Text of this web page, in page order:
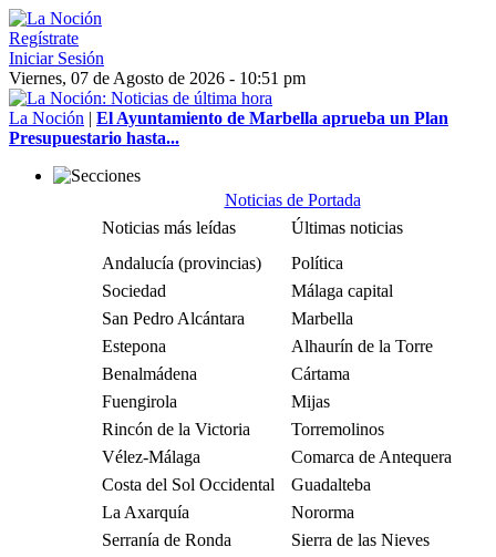
Regístrate
Iniciar Sesión
Viernes, 07 de Agosto de 2026 - 10:51 pm
La Noción | El Ayuntamiento de Marbella aprueba un Plan
Presupuestario hasta...
Noticias de Portada
Noticias más leídas
Últimas noticias
Andalucía (provincias)
Política
Sociedad
Málaga capital
San Pedro Alcántara
Marbella
Estepona
Alhaurín de la Torre
Benalmádena
Cártama
Fuengirola
Mijas
Rincón de la Victoria
Torremolinos
Vélez-Málaga
Comarca de Antequera
Costa del Sol Occidental
Guadalteba
La Axarquía
Nororma
Serranía de Ronda
Sierra de las Nieves